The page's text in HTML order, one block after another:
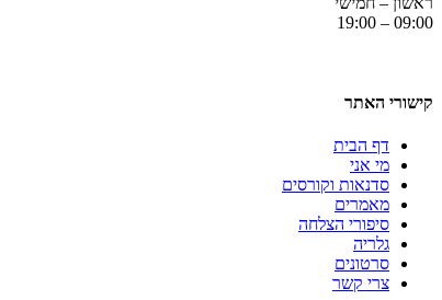
09:00 – 19:00
קישורי האתר
דף הבית
מי אני
סדנאות וקורסים
מאמרים
סיפורי הצלחה
גלריה
סרטונים
צרי קשר